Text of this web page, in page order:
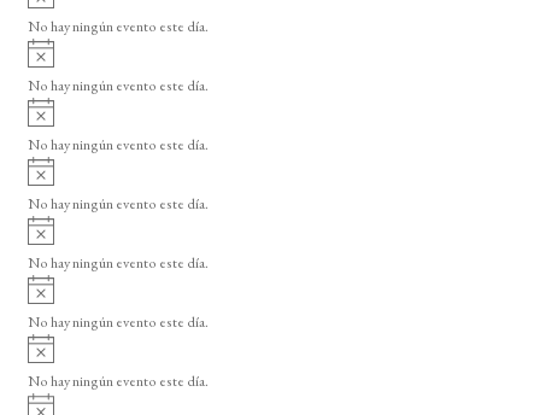
o
v
i
o
No hay ningún evento este día.
A
v
i
o
No hay ningún evento este día.
A
v
i
o
No hay ningún evento este día.
A
v
i
o
No hay ningún evento este día.
A
v
i
o
No hay ningún evento este día.
A
v
i
o
No hay ningún evento este día.
A
v
i
No hay ningún evento este día.
A